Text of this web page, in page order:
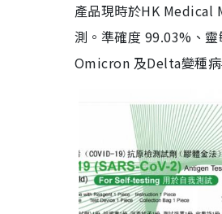
產品現時於HK Medical
測。準確度 99.03%、
Omicron 及Delta變種病